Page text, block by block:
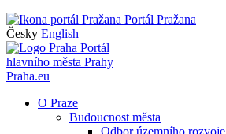
Portál Pražana
Česky English
Portál
hlavního města Prahy
Praha.eu
O Praze
Budoucnost města
Odbor územního rozvoje